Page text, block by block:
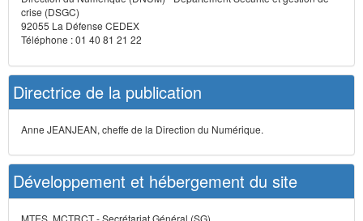
crise (DSGC)
92055 La Défense CEDEX
Téléphone : 01 40 81 21 22
Directrice de la publication
Anne JEANJEAN, cheffe de la Direction du Numérique.
Développement et hébergement du site
MTES, MCTRCT - Secrétariat Général (SG)